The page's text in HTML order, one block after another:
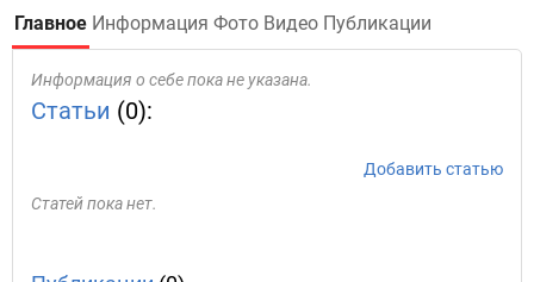
Главное Информация Фото Видео Публикации
Информация о себе пока не указана.
Статьи (0):
Добавить статью
Статей пока нет.